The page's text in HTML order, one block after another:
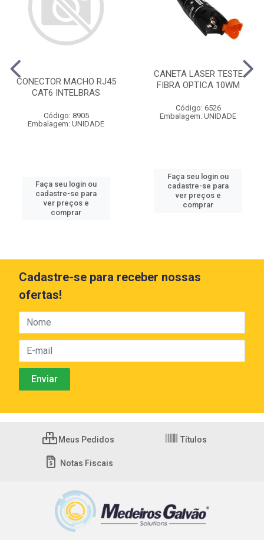
CONECTOR MACHO RJ45
CAT6 INTELBRAS
Código: 8905
Embalagem: UNIDADE
Faça seu login ou
cadastre-se para
ver preços e
comprar
CANETA LASER TESTE
FIBRA OPTICA 10WM
Código: 6526
Embalagem: UNIDADE
Faça seu login ou
cadastre-se para
ver preços e
comprar
Cadastre-se para receber nossas
ofertas!
Meus Pedidos Títulos
Notas Fiscais